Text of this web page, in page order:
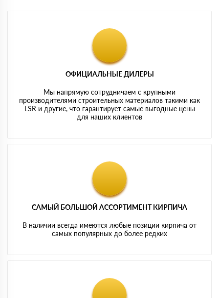
ОФИЦИАЛЬНЫЕ ДИЛЕРЫ
Мы напрямую сотрудничаем с крупными
производителями строительных материалов такими как
LSR и другие, что гарантирует самые выгодные цены
для наших клиентов
САМЫЙ БОЛЬШОЙ АССОРТИМЕНТ КИРПИЧА
В наличии всегда имеются любые позиции кирпича от
самых популярных до более редких